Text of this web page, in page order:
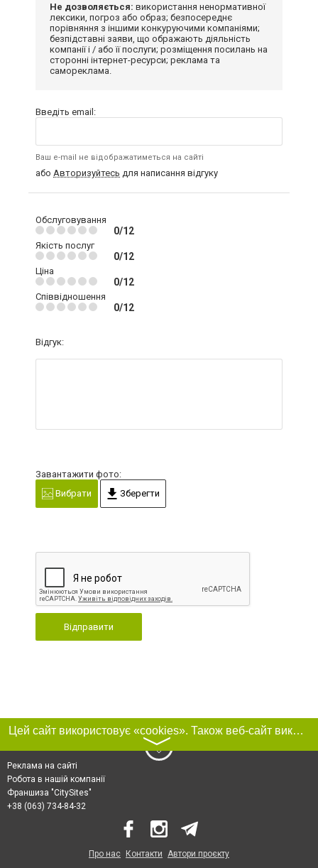
Не дозволяється: використання ненормативної
лексики, погроз або образ; безпосереднє
порівняння з іншими конкуруючими компаніями;
безпідставні заяви, що ображають діяльність
компанії і / або її послуги; розміщення посилань на
сторонні інтернет-ресурси; реклама та
самореклама.
Введіть email:
Ваш e-mail не відображатиметься на сайті
або Авторизуйтесь для написання відгуку
Обслуговування
0/12
Якість послуг
0/12
Ціна
0/12
Співвідношення
0/12
Відгук:
Завантажити фото:
Вибрати
Зберегти
Відправити
Цей сайт використовує «cookies». Також веб-сайт використовує інтернет-сервіс для збору технічних даних стосовно відвідувачів з метою отримання маркетингової та статистичної інформації. Умови обробки даних відвідувачів сайту див.
〉
Реклама на сайті
Робота в нашій компанії
Франшиза "CitySites"
+38 (063) 734-84-32
Про нас Контакти Автори проєкту